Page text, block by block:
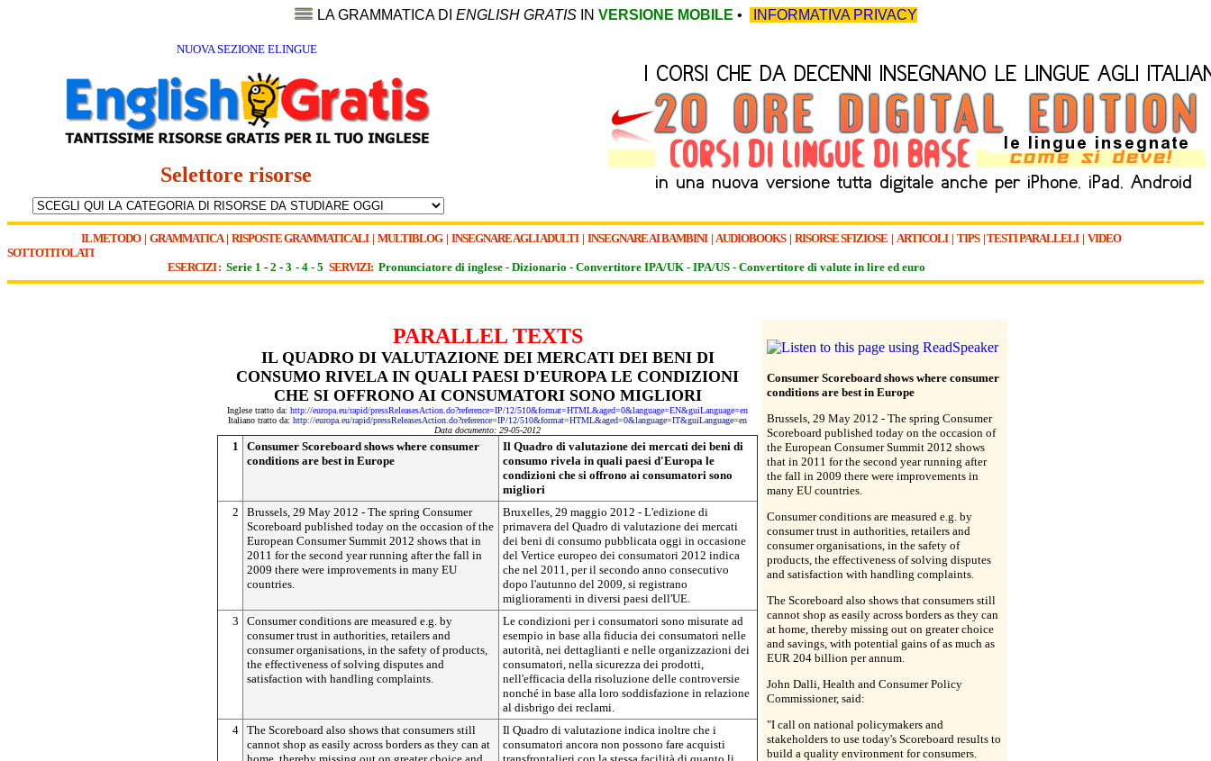
LA GRAMMATICA DI ENGLISH GRATIS IN VERSIONE MOBILE • INFORMATIVA PRIVACY
NUOVA SEZIONE ELINGUE
Selettore risorse
IL METODO| GRAMMATICA| RISPOSTE GRAMMATICALI| MULTIBLOG| INSEGNARE AGLI ADULTI | INSEGNARE AI BAMBINI| AUDIOBOOKS| RISORSE SFIZIOSE | ARTICOLI| TIPS|TESTI PARALLELI| VIDEO
SOTTOTITOLATI
ESERCIZI : Serie 1 - 2 - 3 - 4 - 5 SERVIZI: Pronunciatore di inglese - Dizionario - Convertitore IPA/UK - IPA/US - Convertitore di valute in lire ed euro
PARALLEL TEXTS
IL QUADRO DI VALUTAZIONE DEI MERCATI DEI BENI DI
CONSUMO RIVELA IN QUALI PAESI D'EUROPA LE CONDIZIONI
CHE SI OFFRONO AI CONSUMATORI SONO MIGLIORI
Inglese tratto da: http://europa.eu/rapid/pressReleasesAction.do?reference=IP/12/510&format=HTML&aged=0&language=EN&guiLanguage=en
Italiano tratto da: http://europa.eu/rapid/pressReleasesAction.do?reference=IP/12/510&format=HTML&aged=0&language=IT&guiLanguage=en
Data documento: 29-05-2012
1
Consumer Scoreboard shows where consumer
conditions are best in Europe
Il Quadro di valutazione dei mercati dei beni di
consumo rivela in quali paesi d'Europa le
condizioni che si offrono ai consumatori sono
migliori
2
Brussels, 29 May 2012 - The spring Consumer
Scoreboard published today on the occasion of the
European Consumer Summit 2012 shows that in
2011 for the second year running after the fall in
2009 there were improvements in many EU
countries.
Bruxelles, 29 maggio 2012 - L'edizione di
primavera del Quadro di valutazione dei mercati
dei beni di consumo pubblicata oggi in occasione
del Vertice europeo dei consumatori 2012 indica
che nel 2011, per il secondo anno consecutivo
dopo l'autunno del 2009, si registrano
miglioramenti in diversi paesi dell'UE.
3
Consumer conditions are measured e.g. by
consumer trust in authorities, retailers and
consumer organisations, in the safety of products,
the effectiveness of solving disputes and
satisfaction with handling complaints.
Le condizioni per i consumatori sono misurate ad
esempio in base alla fiducia dei consumatori nelle
autorità, nei dettaglianti e nelle organizzazioni dei
consumatori, nella sicurezza dei prodotti,
nell'efficacia della risoluzione delle controversie
nonché in base alla loro soddisfazione in relazione
al disbrigo dei reclami.
4 The Scoreboard also shows that consumers still
cannot shop as easily across borders as they can at
Il Quadro di valutazione indica inoltre che i
consumatori ancora non possono fare acquisti
Consumer Scoreboard shows where consumer
conditions are best in Europe
Brussels, 29 May 2012 - The spring Consumer
Scoreboard published today on the occasion of
the European Consumer Summit 2012 shows
that in 2011 for the second year running after
the fall in 2009 there were improvements in
many EU countries.
Consumer conditions are measured e.g. by
consumer trust in authorities, retailers and
consumer organisations, in the safety of
products, the effectiveness of solving disputes
and satisfaction with handling complaints.
The Scoreboard also shows that consumers still
cannot shop as easily across borders as they can
at home, thereby missing out on greater choice
and savings, with potential gains of as much as
EUR 204 billion per annum.
John Dalli, Health and Consumer Policy
Commissioner, said:
"I call on national policymakers and
stakeholders to use today's Scoreboard results to
build a quality environment for consumers.